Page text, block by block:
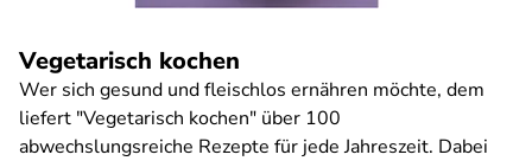
Vegetarisch kochen
Wer sich gesund und fleischlos ernähren möchte, dem
liefert "Vegetarisch kochen" über 100
abwechslungsreiche Rezepte für jede Jahreszeit. Dabei